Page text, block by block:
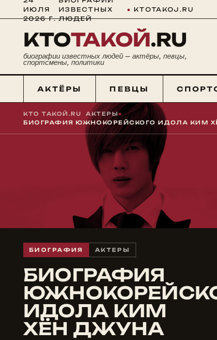
ИЮЛЯ
2026 Г.
ИЗВЕСТНЫХ
ЛЮДЕЙ
● KTOTAKOJ.RU
КТОТАКОЙ.RU
биографии известных людей — актёры, певцы,
спортсмены, политики
АКТЁРЫ ПЕВЦЫ
КТО ТАКОЙ.RU ■АКТЕРЫ■
БИОГРАФИЯ АКТЕРЫ
БИОГРАФИЯ
ИДОЛА КИМ
ХЁН ДЖУНА